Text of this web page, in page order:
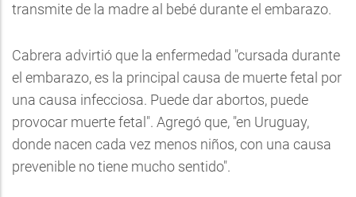
transmite de la madre al bebé durante el embarazo.
Cabrera advirtió que la enfermedad "cursada durante
el embarazo, es la principal causa de muerte fetal por
una causa infecciosa. Puede dar abortos, puede
provocar muerte fetal". Agregó que, "en Uruguay,
donde nacen cada vez menos niños, con una causa
prevenible no tiene mucho sentido".